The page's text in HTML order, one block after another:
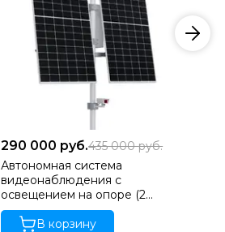
290 000 руб.435 000руб.
Автономная система
видеонаблюдения с
освещением на опоре (2
солнечные панели 585 Вт)
В корзину